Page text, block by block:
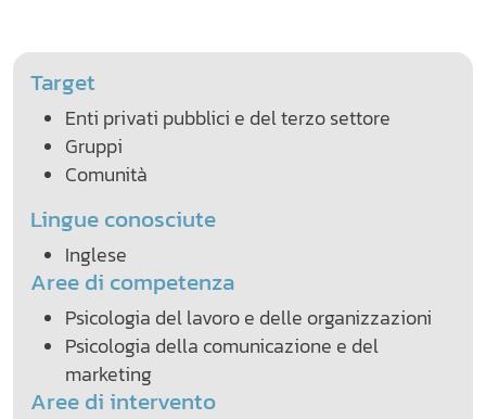
Target
Enti privati pubblici e del terzo settore
Gruppi
Comunità
Lingue conosciute
Inglese
Aree di competenza
Psicologia del lavoro e delle organizzazioni
Psicologia della comunicazione e del
marketing
Aree di intervento